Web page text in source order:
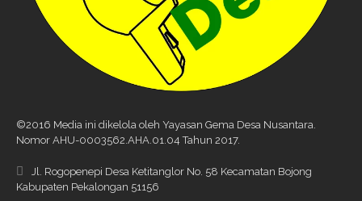
©2016 Media ini dikelola oleh Yayasan Gema Desa Nusantara.
Nomor AHU-0003562.AHA.01.04 Tahun 2017.
Jl. Rogopenepi Desa Ketitanglor No. 58 Kecamatan Bojong
Kabupaten Pekalongan 51156